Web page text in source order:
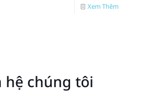
Xem Thêm
hệ chúng tôi